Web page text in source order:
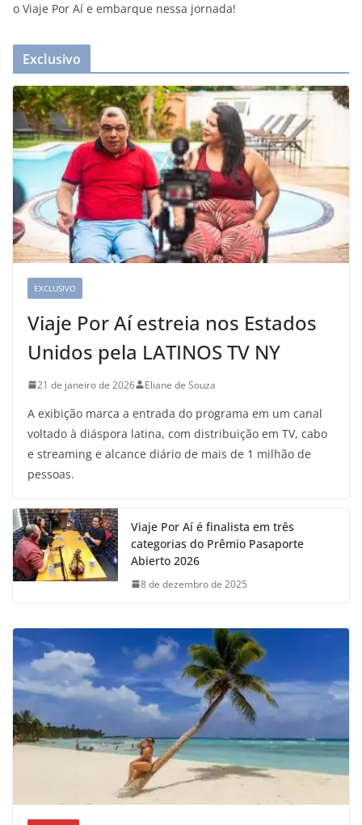
o Viaje Por Aí e embarque nessa jornada!
Exclusivo
EXCLUSIVO
Viaje Por Aí estreia nos Estados
Unidos pela LATINOS TV NY
21 de janeiro de 2026 Eliane de Souza
A exibição marca a entrada do programa em um canal
voltado à diáspora latina, com distribuição em TV, cabo
e streaming e alcance diário de mais de 1 milhão de
pessoas.
Viaje Por Aí é finalista em três
categorias do Prêmio Pasaporte
Abierto 2026
8 de dezembro de 2025